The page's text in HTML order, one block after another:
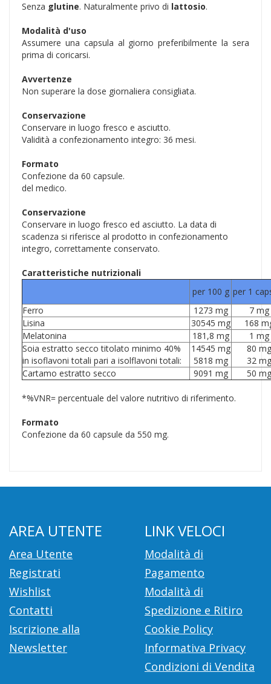
Senza glutine. Naturalmente privo di lattosio.
Modalità d'uso
Assumere una capsula al giorno preferibilmente la sera
prima di coricarsi.
Avvertenze
Non superare la dose giornaliera consigliata.
Conservazione
Conservare in luogo fresco e asciutto.
Validità a confezionamento integro: 36 mesi.
Formato
Confezione da 60 capsule.
del medico.
Conservazione
Conservare in luogo fresco ed asciutto. La data di
scadenza si riferisce al prodotto in confezionamento
integro, correttamente conservato.
Caratteristiche nutrizionali
per 100 g per 1
Ferro
1273 mg
7 mg
Lisina
30545 mg
168
Melatonina
181,8 mg
1 mg
Soia estratto secco titolato minimo 40%
in isoflavoni totali pari a isolflavoni totali:
14545 mg
5818 mg
80 mg
32 mg
Cartamo estratto secco
9091 mg 50 mg
*%VNR= percentuale del valore nutritivo di riferimento.
Formato
Confezione da 60 capsule da 550 mg.
AREA UTENTE
Area Utente
Registrati
Wishlist
Contatti
Iscrizione alla
Newsletter
LINK VELOCI
Modalità di
Pagamento
Modalità di
Spedizione e Ritiro
Cookie Policy
Informativa Privacy
Condizioni di Vendita